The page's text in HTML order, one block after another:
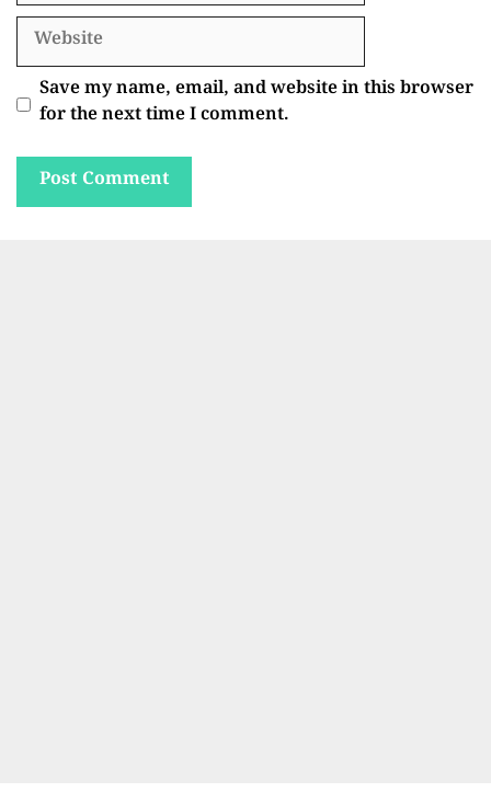
Website
Save my name, email, and website in this browser
for the next time I comment.